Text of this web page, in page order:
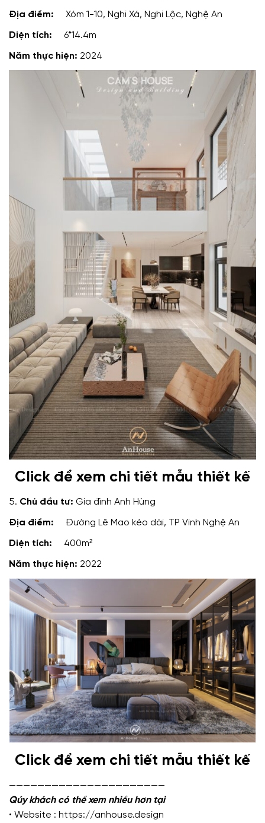
Địa điểm: Xóm 1-10, Nghi Xá, Nghi Lộc, Nghệ An
Diện tích: 6*14.4m
Năm thực hiện: 2024
Click để xem chi tiết mẫu thiết kế
5. Chủ đầu tư: Gia đình Anh Hùng
Địa điểm: Đường Lê Mao kéo dài, TP Vinh Nghệ An
Diện tích: 400m²
Năm thực hiện: 2022
Click để xem chi tiết mẫu thiết kế
——————————————————————
Qúy khách có thể xem nhiều hơn tại
• Website : https://anhouse.design